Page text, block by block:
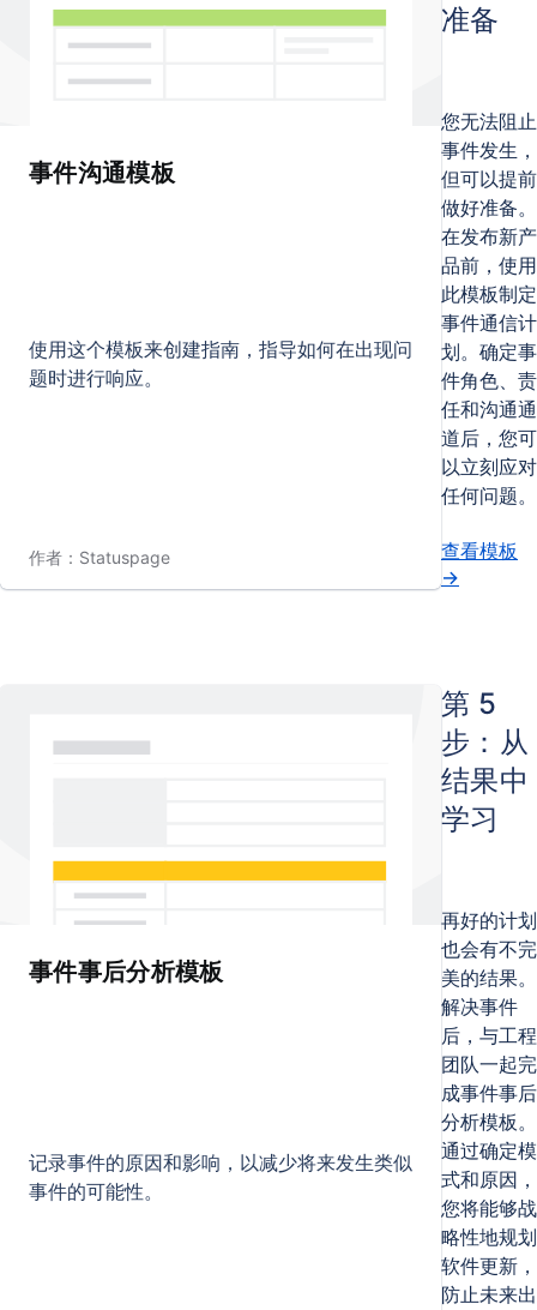
事件沟通模板
使用这个模板来创建指南，指导如何在出现问
题时进行响应。
作者：Statuspage
准备
您无法阻止
事件发生，
但可以提前
做好准备。
在发布新产
品前，使用
此模板制定
事件通信计
划。确定事
件角色、责
任和沟通通
道后，您可
以立刻应对
任何问题。
查看模板
→
事件事后分析模板
记录事件的原因和影响，以减少将来发生类似
事件的可能性。
第 5
步：从
结果中
学习
再好的计划
也会有不完
美的结果。
解决事件
后，与工程
团队一起完
成事件事后
分析模板。
通过确定模
式和原因，
您将能够战
略性地规划
软件更新，
防止未来出